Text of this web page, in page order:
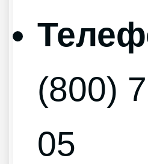
(800)
05